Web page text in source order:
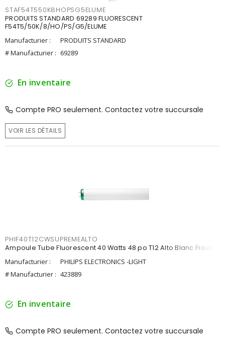
STAF54T550K8HOPSG5ELUME
PRODUITS STANDARD 69289 FLUORESCENT
F54T5/50K/8/HO/PS/G5/ELUME
Manufacturier :
PRODUITS STANDARD
# Manufacturier : 69289
En inventaire
Compte PRO seulement. Contactez votre succursale
VOIR LES DÉTAILS
PHIF40T12CWSUPREMEALTO
Ampoule Tube Fluorescent 40 Watts 48 po T12 Alto Blanc Froid
Manufacturier :
PHILIPS ELECTRONICS -LIGHT
# Manufacturier : 423889
En inventaire
Compte PRO seulement. Contactez votre succursale